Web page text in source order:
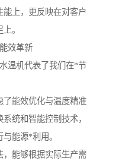
上，更反映在对客户
。
效革新
温机代表了我们在*节
了能效优化与温度精准
统和智能控制技术，
能源*利用。
，能够根据实际生产需